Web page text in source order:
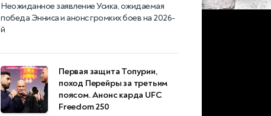
Неожиданное заявление Усика, ожидаемая
победа Энниса и анонс громких боев на 2026-
й
Первая защита Топурии,
поход Перейры за третьим
поясом. Анонс карда UFC
Freedom 250